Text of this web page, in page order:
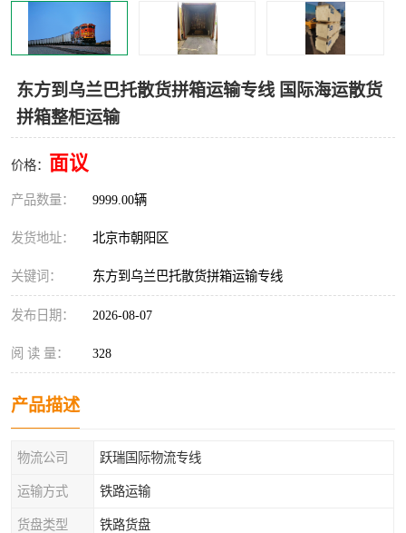
东方到乌兰巴托散货拼箱运输专线 国际海运散货
拼箱整柜运输
价格： 面议
产品数量： 9999.00辆
发货地址： 北京市朝阳区
关键词： 东方到乌兰巴托散货拼箱运输专线
发布日期： 2026-08-07
阅 读 量： 328
产品描述
物流公司 跃瑞国际物流专线
运输方式 铁路运输
货盘类型 铁路货盘